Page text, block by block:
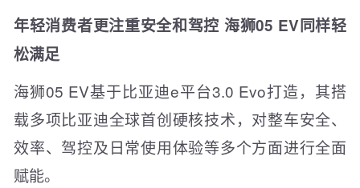
年轻消费者更注重安全和驾控 海狮05 EV同样轻
松满足
海狮05 EV基于比亚迪e平台3.0 Evo打造，其搭
载多项比亚迪全球首创硬核技术，对整车安全、
效率、驾控及日常使用体验等多个方面进行全面
赋能。